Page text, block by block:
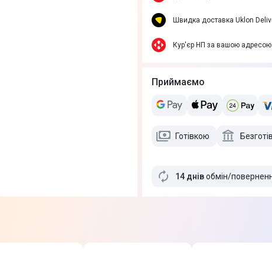
Швидка доставка Uklon
Кур'єр НП за вашою адресою
Приймаємо
Готівкою
14 днівобмін/